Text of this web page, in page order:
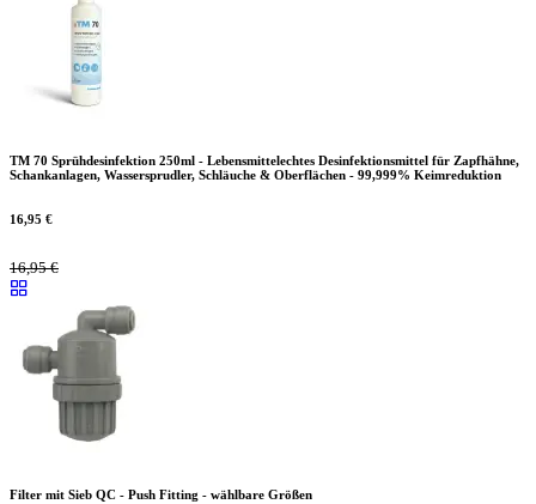
TM 70 Sprühdesinfektion 250ml - Lebensmittelechtes Desinfektionsmittel für Zapfhähne,
Schankanlagen, Wassersprudler, Schläuche & Oberflächen - 99,999% Keimreduktion
16,95 €
16,95€
Filter mit Sieb QC - Push Fitting - wählbare Größen